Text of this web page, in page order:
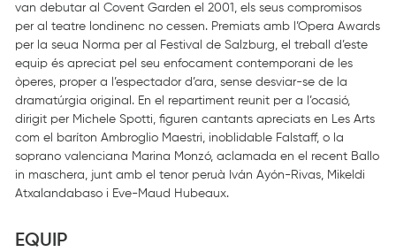
van debutar al Covent Garden el 2001, els seus compromisos
per al teatre londinenc no cessen. Premiats amb l’Opera Awards
per la seua Norma per al Festival de Salzburg, el treball d’este
equip és apreciat pel seu enfocament contemporani de les
òperes, proper a l’espectador d’ara, sense desviar-se de la
dramatúrgia original. En el repartiment reunit per a l’ocasió,
dirigit per Michele Spotti, figuren cantants apreciats en Les Arts
com el baríton Ambroglio Maestri, inoblidable Falstaff, o la
soprano valenciana Marina Monzó, aclamada en el recent Ballo
in maschera, junt amb el tenor peruà Iván Ayón-Rivas, Mikeldi
Atxalandabaso i Eve-Maud Hubeaux.
EQUIP